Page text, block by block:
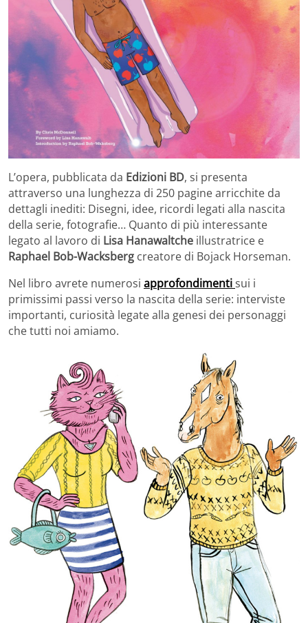
L’opera, pubblicata da Edizioni BD, si presenta
attraverso una lunghezza di 250 pagine arricchite da
dettagli inediti: Disegni, idee, ricordi legati alla nascita
della serie, fotografie… Quanto di più interessante
legato al lavoro di Lisa Hanawaltche illustratrice e
Raphael Bob-Wacksberg creatore di Bojack Horseman.
Nel libro avrete numerosi approfondimentisui i
primissimi passi verso la nascita della serie: interviste
importanti, curiosità legate alla genesi dei personaggi
che tutti noi amiamo.